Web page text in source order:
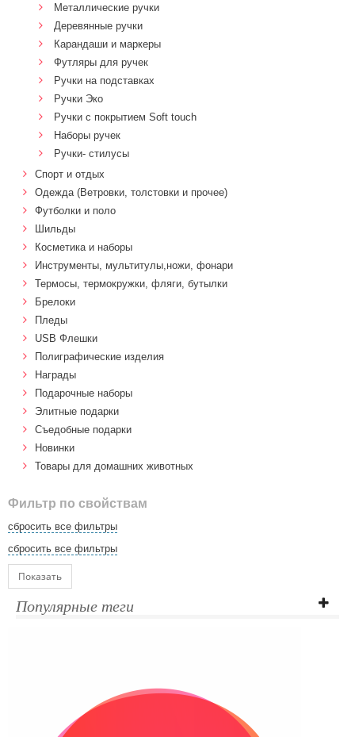
Металлические ручки
Деревянные ручки
Карандаши и маркеры
Футляры для ручек
Ручки на подставках
Ручки Эко
Ручки с покрытием Soft touch
Наборы ручек
Ручки- стилусы
Спорт и отдых
Одежда (Ветровки, толстовки и прочее)
Футболки и поло
Шильды
Косметика и наборы
Инструменты, мультитулы,ножи, фонари
Термосы, термокружки, фляги, бутылки
Брелоки
Пледы
USB Флешки
Полиграфические изделия
Награды
Подарочные наборы
Элитные подарки
Cъедобные подарки
Новинки
Товары для домашних животных
Фильтр по свойствам
сбросить все фильтры
сбросить все фильтры
Показать
Популярные теги